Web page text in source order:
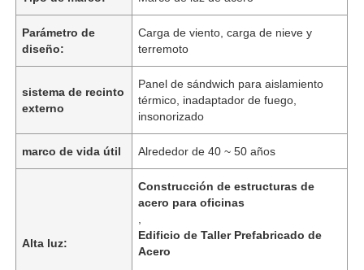
Parámetro de
diseño:
Carga de viento, carga de nieve y
terremoto
sistema de recinto
externo
Panel de sándwich para aislamiento
térmico, inadaptador de fuego,
insonorizado
marco de vida útil Alrededor de 40 ~ 50 años
Alta luz:
Construcción de estructuras de
acero para oficinas
Edificio de Taller Prefabricado de
Acero